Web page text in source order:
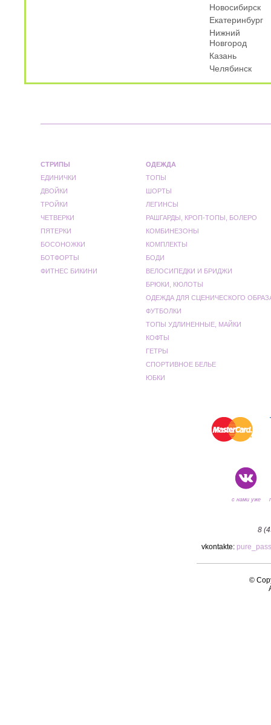
Новосибирск
Екатеринбург
Нижний
Новгород
Казань
Челябинск
СТРИПЫ
ЕДИНИЧКИ
ДВОЙКИ
ТРОЙКИ
ЧЕТВЕРКИ
ПЯТЕРКИ
БОСОНОЖКИ
БОТФОРТЫ
ФИТНЕС БИКИНИ
ОДЕЖДА
ТОПЫ
ШОРТЫ
ЛЕГИНСЫ
РАШГАРДЫ, КРОП-ТОПЫ, БОЛЕРО
КОМБИНЕЗОНЫ
КОМПЛЕКТЫ
БОДИ
ВЕЛОСИПЕДКИ И БРИДЖИ
БРЮКИ, КЮЛОТЫ
ОДЕЖДА ДЛЯ СЦЕНИЧЕСКОГО
ФУТБОЛКИ
ТОПЫ УДЛИНЕННЫЕ, МАЙКИ
КОФТЫ
ГЕТРЫ
СПОРТИВНОЕ БЕЛЬЕ
ЮБКИ
с нами уже
8
vkontakte:
©